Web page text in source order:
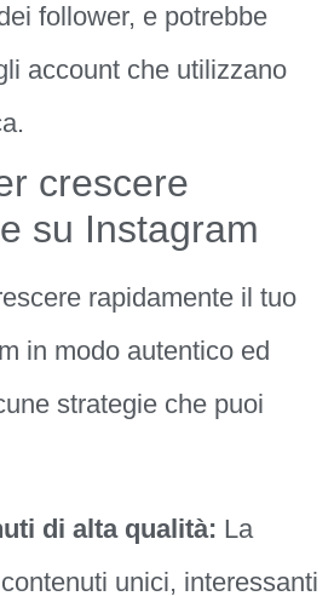
follower, e potrebbe
account che utilizzano
crescere
su Instagram
rapidamente il tuo
in modo autentico ed
strategie che puoi
di alta qualità: La
unici, interessanti